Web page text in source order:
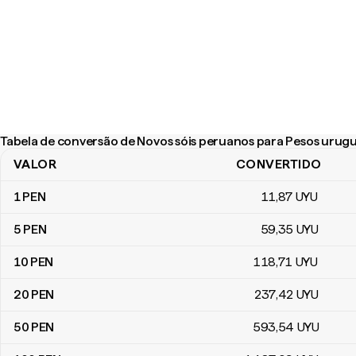
Tabela de conversão de Novos sóis peruanos para Pesos
Tabela de conversão de Novos sóis peruanos para Pesos
VALOR CONVERTIDO
1PEN 11,87 UYU
5 PEN 59,35 UYU
10 PEN 118,71 UYU
20 PEN 237,42 UYU
50 PEN 593,54 UYU